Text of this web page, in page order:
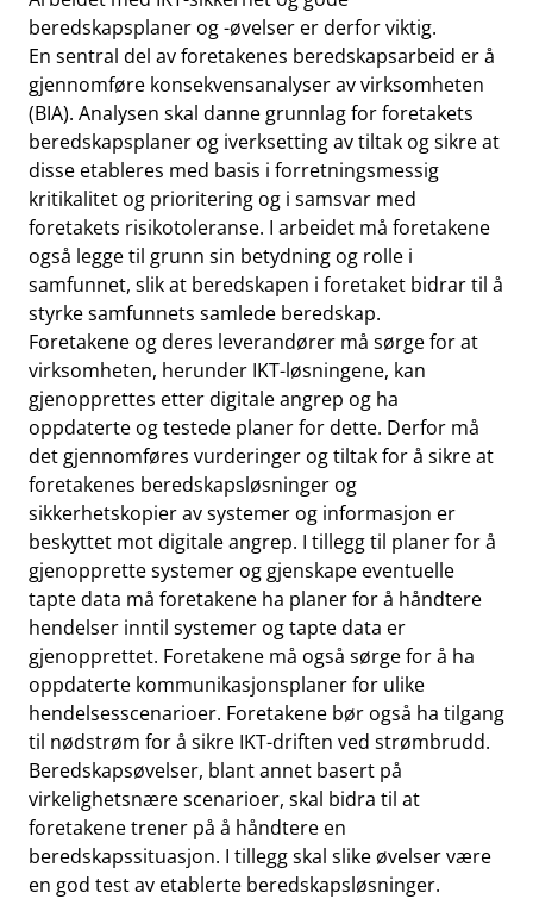
beredskapsplaner og -øvelser er derfor viktig.
En sentral del av foretakenes beredskapsarbeid er å
gjennomføre konsekvensanalyser av virksomheten
(BIA). Analysen skal danne grunnlag for foretakets
beredskapsplaner og iverksetting av tiltak og sikre at
disse etableres med basis i forretningsmessig
kritikalitet og prioritering og i samsvar med
foretakets risikotoleranse. I arbeidet må foretakene
også legge til grunn sin betydning og rolle i
samfunnet, slik at beredskapen i foretaket bidrar til å
styrke samfunnets samlede beredskap.
Foretakene og deres leverandører må sørge for at
virksomheten, herunder IKT-løsningene, kan
gjenopprettes etter digitale angrep og ha
oppdaterte og testede planer for dette. Derfor må
det gjennomføres vurderinger og tiltak for å sikre at
foretakenes beredskapsløsninger og
sikkerhetskopier av systemer og informasjon er
beskyttet mot digitale angrep. I tillegg til planer for å
gjenopprette systemer og gjenskape eventuelle
tapte data må foretakene ha planer for å håndtere
hendelser inntil systemer og tapte data er
gjenopprettet. Foretakene må også sørge for å ha
oppdaterte kommunikasjonsplaner for ulike
hendelsesscenarioer. Foretakene bør også ha tilgang
til nødstrøm for å sikre IKT-driften ved strømbrudd.
Beredskapsøvelser, blant annet basert på
virkelighetsnære scenarioer, skal bidra til at
foretakene trener på å håndtere en
beredskapssituasjon. I tillegg skal slike øvelser være
en god test av etablerte beredskapsløsninger.